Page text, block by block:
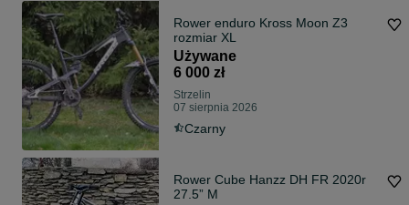
Rower enduro Kross Moon Z3
rozmiar XL
Używane
6 000 zł
Strzelin
07 sierpnia 2026
Czarny
Rower Cube Hanzz DH FR 2020r
27.5” M